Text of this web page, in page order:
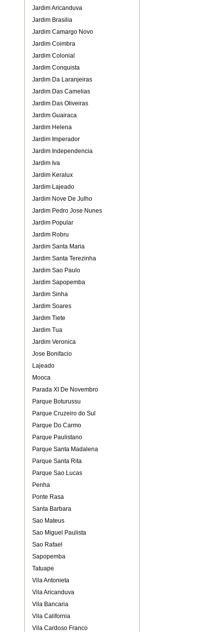
Jardim Aricanduva
Jardim Brasilia
Jardim Camargo Novo
Jardim Coimbra
Jardim Colonial
Jardim Conquista
Jardim Da Laranjeiras
Jardim Das Camelias
Jardim Das Oliveiras
Jardim Guairaca
Jardim Helena
Jardim Imperador
Jardim Independencia
Jardim Iva
Jardim Keralux
Jardim Lajeado
Jardim Nove De Julho
Jardim Pedro Jose Nunes
Jardim Popular
Jardim Robru
Jardim Santa Maria
Jardim Santa Terezinha
Jardim Sao Paulo
Jardim Sapopemba
Jardim Sinha
Jardim Soares
Jardim Tiete
Jardim Tua
Jardim Veronica
Jose Bonifacio
Lajeado
Mooca
Parada XI De Novembro
Parque Boturussu
Parque Cruzeiro do Sul
Parque Do Carmo
Parque Paulistano
Parque Santa Madalena
Parque Santa Rita
Parque Sao Lucas
Penha
Ponte Rasa
Santa Barbara
Sao Mateus
Sao Miguel Paulista
Sao Rafael
Sapopemba
Tatuape
Vila Antonieta
Vila Aricanduva
Vila Bancaria
Vila California
Vila Cardoso Franco